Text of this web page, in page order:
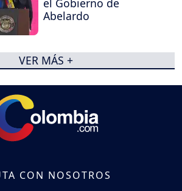
el Gobierno de
Abelardo
VER MÁS +
CON NOSOTROS